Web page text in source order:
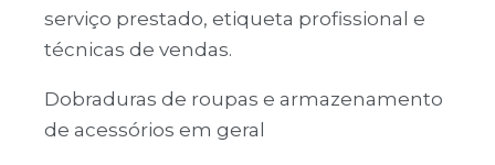
serviço prestado, etiqueta profissional e
técnicas de vendas.
Dobraduras de roupas e armazenamento
de acessórios em geral